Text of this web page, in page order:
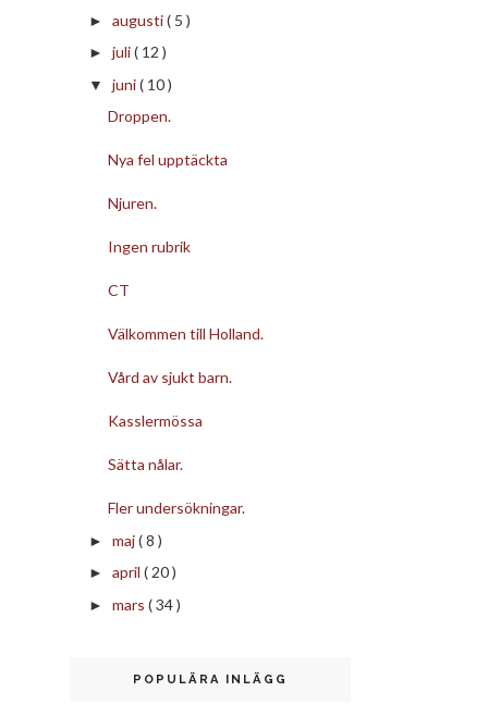
► augusti( 5 )
► juli( 12 )
▼ juni( 10 )
Droppen.
Nya fel upptäckta
Njuren.
Ingen rubrik
CT
Välkommen till Holland.
Vård av sjukt barn.
Kasslermössa
Sätta nålar.
Fler undersökningar.
► maj( 8 )
► april ( 20 )
► mars ( 34 )
POPULÄRA INLÄGG